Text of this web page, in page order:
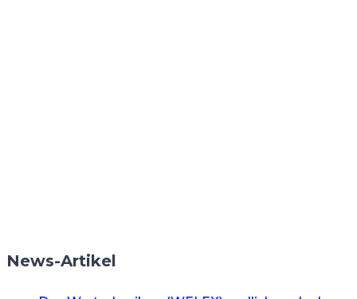
News-Artikel